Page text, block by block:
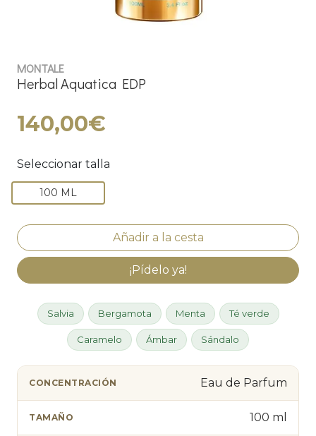
MONTALE
Herbal Aquatica EDP
140,00€
Seleccionar talla
100 ML
¡Pídelo ya!
Salvia Bergamota Menta Té verde
Caramelo Ámbar Sándalo
CONCENTRACIÓN Eau de Parfum
TAMAÑO 100 ml